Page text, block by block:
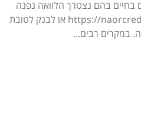
בחיים בהם נצטרך הלוואה נפנה
לאתר https://naorcredit.co.il או לבנק לטובת
במקרים רבים...